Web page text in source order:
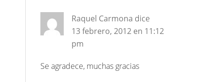
Raquel Carmona dice
13 febrero, 2012 en 11:12
pm
Se agradece, muchas gracias